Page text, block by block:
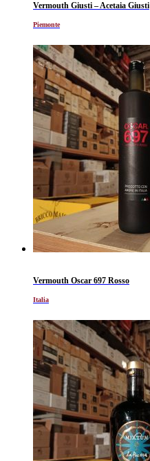
Vermouth Giusti – Acetaia Giusti
Piemonte
Vermouth Oscar 697 Rosso
Italia